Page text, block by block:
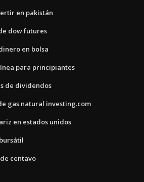
en pakistán
dow futures
en bolsa
para principiantes
de dividendos
gas natural investing.com
en estados unidos
centavo